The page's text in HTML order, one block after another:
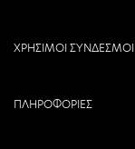
ΧΡΗΣΙΜΟΙ ΣΥΝΔΕΣΜΟΙ
ΠΛΗΡΟΦΟΡΙΕΣ